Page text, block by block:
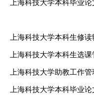
上海科技大学本科毕业
上海科技大学本科生修
上海科技大学本科生选
上海科技大学助教工作
上海科技大学本科毕业